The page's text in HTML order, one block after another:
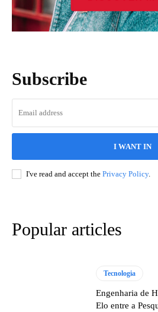
Subscribe
I WANT IN
I've read and accept the Privacy Policy.
Popular articles
Tecnologia
Engenharia de
Elo entre a